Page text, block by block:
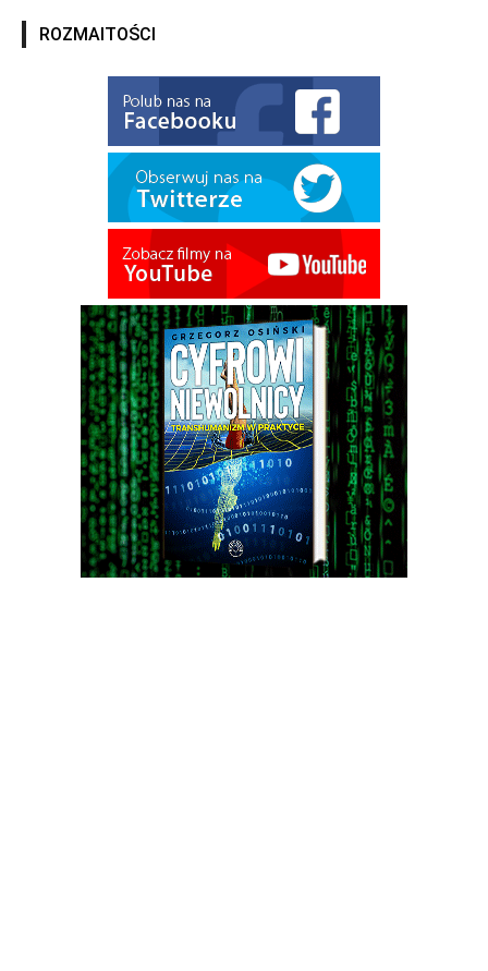
ROZMAITOŚCI